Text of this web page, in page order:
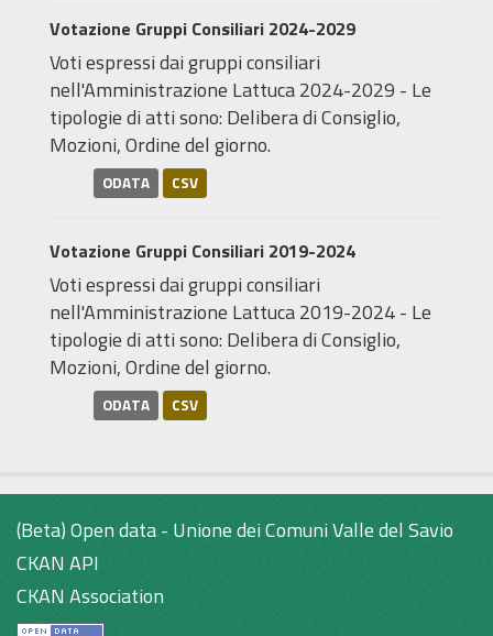
Votazione Gruppi Consiliari 2024-2029
Voti espressi dai gruppi consiliari
nell'Amministrazione Lattuca 2024-2029 - Le
tipologie di atti sono: Delibera di Consiglio,
Mozioni, Ordine del giorno.
ODATA CSV
Votazione Gruppi Consiliari 2019-2024
Voti espressi dai gruppi consiliari
nell'Amministrazione Lattuca 2019-2024 - Le
tipologie di atti sono: Delibera di Consiglio,
Mozioni, Ordine del giorno.
ODATA CSV
(Beta) Open data - Unione dei Comuni Valle del Savio
CKAN API
CKAN Association